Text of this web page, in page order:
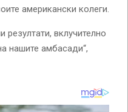
американски колеги.
резултати, вклучително
нашите амбасади“,